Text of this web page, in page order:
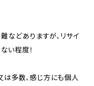
などありますが、リサイ
い程度！
は多数、感じ方にも個人